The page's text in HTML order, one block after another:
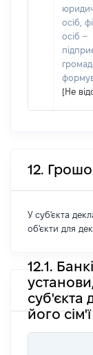
осіб,
осіб –
[Не
12.
У суб'єкта
об'єкти для
12.1.
суб'єкта
його сім'ї